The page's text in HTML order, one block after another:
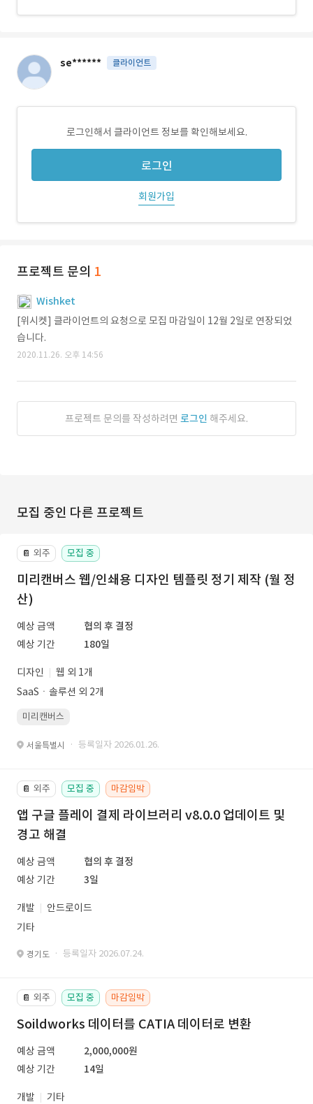
se****** 클라이언트
로그인해서 클라이언트 정보를 확인해보세요.
로그인
회원가입
프로젝트 문의 1
Wishket
[위시켓] 클라이언트의 요청으로 모집 마감일이 12월 2일로 연장되었
습니다.
2020.11.26. 오후 14:56
프로젝트 문의를 작성하려면 로그인 해주세요.
모집 중인 다른 프로젝트
📔 외주 모집 중
미리캔버스 웹/인쇄용 디자인 템플릿 정기 제작 (월 정
산)
예상 금액
협의 후 결정
예상 기간
180일
디자인
웹 외 1개
SaaSㆍ솔루션 외 2개
미리캔버스
서울특별시 · 등록일자 2026.01.26.
📔 외주 모집 중 마감임박
앱 구글 플레이 결제 라이브러리 v8.0.0 업데이트 및
경고 해결
예상 금액
협의 후 결정
예상 기간
3일
개발
안드로이드
기타
경기도 · 등록일자 2026.07.24.
📔 외주 모집 중 마감임박
Soildworks 데이터를 CATIA 데이터로 변환
예상 금액
2,000,000원
예상 기간
14일
개발
기타